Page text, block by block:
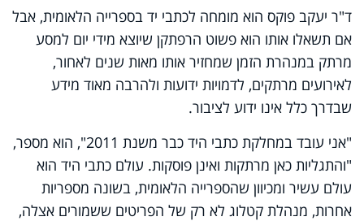
ד"ר יעקב פוקס הוא מומחה לכתבי יד בספרייה הלאומית, אבל
אם תשאלו אותו הוא פשוט הרפתקן שיוצא מידי יום למסע
מרתק במנהרת הזמן שמחזיר אותו מאות שנים לאחור,
לאירועים מרתקים, לדמויות ידועות ולהרבה מאוד מידע
שבדרך כלל אינו ידוע לציבור.
"אני עובד במחלקת כתבי היד כבר משנת 2011", הוא מספר,
"והתגליות כאן מרתקות ואינן פוסקות. עולם כתבי היד הוא
עולם עשיר ומכיוון שהספרייה הלאומית, בשונה מספריות
אחרות, מנהלת קטלוג לא רק של הפריטים ששמורים אצלה,